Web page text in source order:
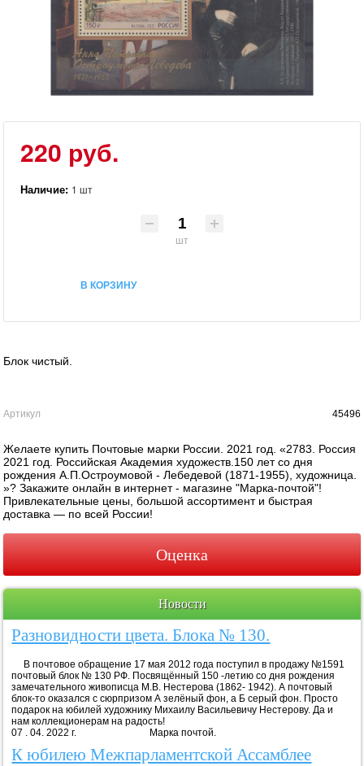
220 руб.
Наличие: 1 шт
шт
В КОРЗИНУ
Блок чистый.
Артикул 45496
Желаете купить Почтовые марки России. 2021 год. «2783. Россия
2021 год. Российская Академия художеств.150 лет со дня
рождения А.П.Остроумовой - Лебедевой (1871-1955), художница.
»? Закажите онлайн в интернет - магазине "Марка-почтой"!
Привлекательные цены, большой ассортимент и быстрая
доставка — по всей России!
Оценка
Новости
Разновидности цвета. Блока № 130.
В почтовое обращение 17 мая 2012 года поступил в продажу №1591
почтовый блок № 130 РФ. Посвящённый 150 -летию со дня рождения
замечательного живописца М.В. Нестерова (1862- 1942). А почтовый
блок-то оказался с сюрпризом А зелёный фон, а Б серый фон. Просто
подарок на юбилей художнику Михаилу Васильевичу Нестерову. Да и
нам коллекционерам на радость!
07 . 04. 2022 г. Марка почтой.
К юбилею Межпарламентской Ассамблее